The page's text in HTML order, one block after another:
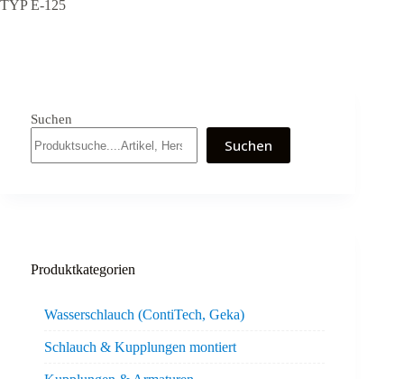
TYP E-125
Suchen
Suchen
Produktkategorien
Wasserschlauch (ContiTech, Geka)
Schlauch & Kupplungen montiert